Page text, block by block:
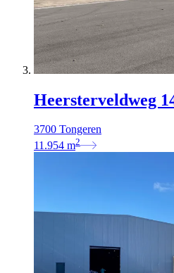
Heersterveldweg
3700 Tongeren
11.954 m2